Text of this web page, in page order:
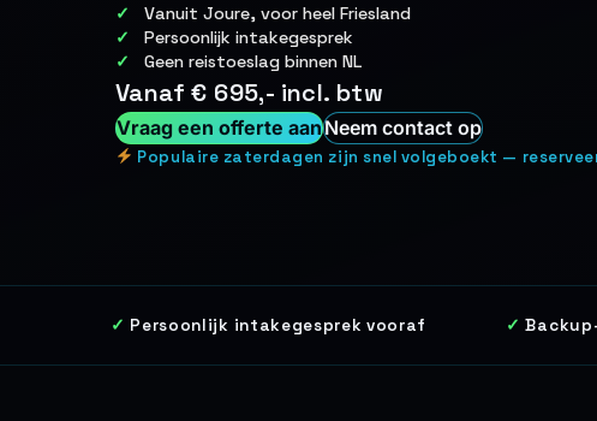
Vanuit Joure, voor heel Friesland
Persoonlijk intakegesprek
Geen reistoeslag binnen NL
Vanaf € 695,- incl. btw
Vraag een offerte aanNeem contact op
Populaire zaterdagen zijn snel volgeboekt —
Persoonlijk intakegesprek vooraf